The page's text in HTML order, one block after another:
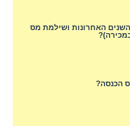
האם מכרת נכס ב- 6 השנים האחרונות ושילמת מס
הכנסה?